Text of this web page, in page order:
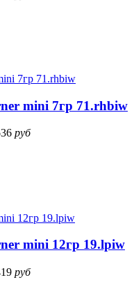
mini 7гр 71.rhbiw
руб
mini 12гр 19.lpiw
руб